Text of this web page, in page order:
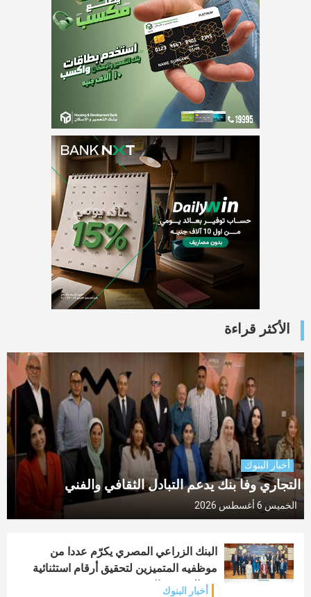
الأكثر قراءة
أخبار البنوك
التجاري وفا بنك يدعم التبادل الثقافي والفني
الخميس 6 أغسطس 2026
البنك الزراعي المصري يكرّم عددا من
موظفيه المتميزين لتحقيق أرقام استثنائية
في القروض الشخصية
أخبار البنوك